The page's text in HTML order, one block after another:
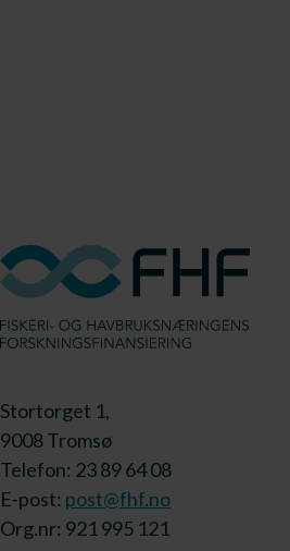
Stortorget 1,
9008 Tromsø
Telefon: 23 89 64 08
E-post: post@fhf.no
Org.nr: 921 995 121